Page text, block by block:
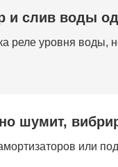
и слив воды
реле уровня воды,
шумит,
или